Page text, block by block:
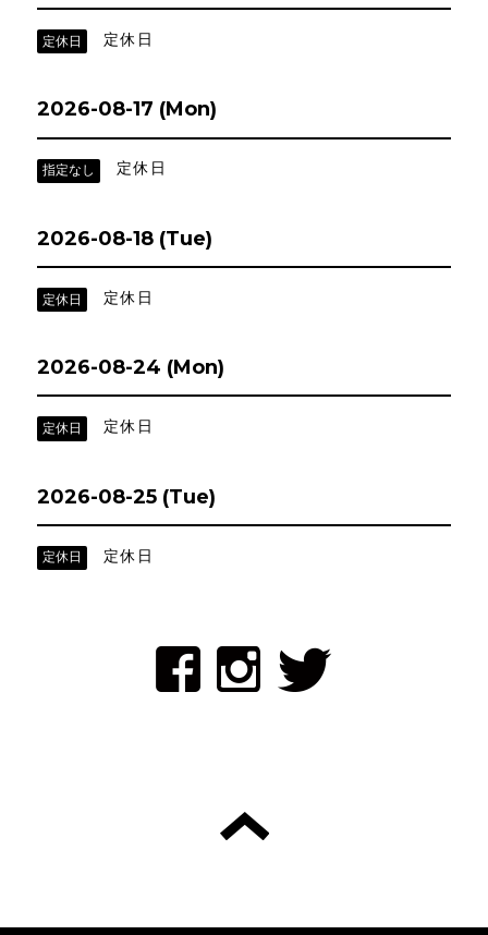
定休日 定休日
2026-08-17 (Mon)
指定なし 定休日
2026-08-18 (Tue)
定休日 定休日
2026-08-24 (Mon)
定休日 定休日
2026-08-25 (Tue)
定休日 定休日